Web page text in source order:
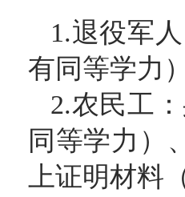
1.退役军
有同等学力
2.农民工
同等学力）
上证明材料